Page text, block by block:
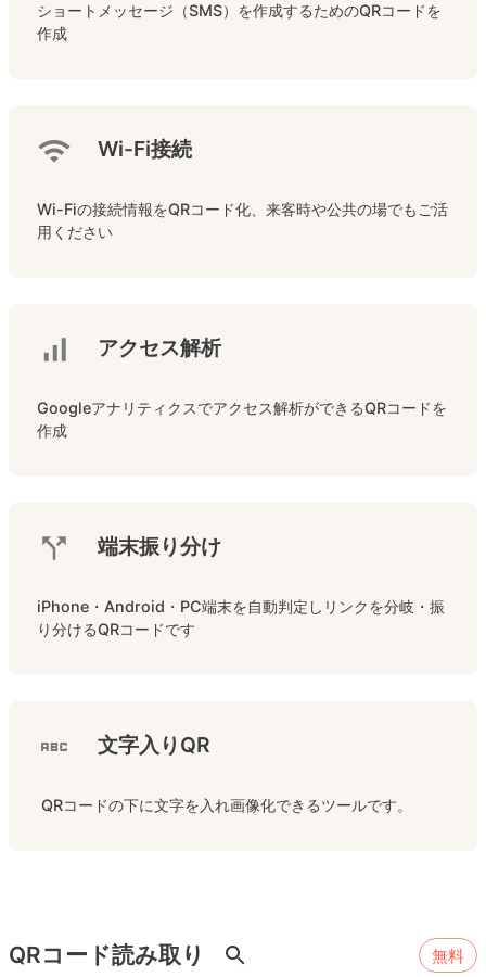
ショートメッセージ（SMS）を作成するためのQRコードを
作成
Wi-Fi接続
Wi-Fiの接続情報をQRコード化、来客時や公共の場でもご活
用ください
アクセス解析
Googleアナリティクスでアクセス解析ができるQRコードを
作成
端末振り分け
iPhone・Android・PC端末を自動判定しリンクを分岐・振
り分けるQRコードです
文字入りQR
QRコードの下に文字を入れ画像化できるツールです。
QRコード読み取り 無料